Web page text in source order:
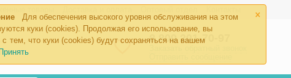
×
Для обеспечения высокого уровня обслуживания на этом
куки (cookies). Продолжая его использование, вы
с тем, что куки (cookies) будут сохраняться на вашем
Принять
8 800 201-70-97